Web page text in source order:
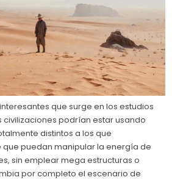
que surge en los estudios
podrían estar usando
distintos a los que
que puedan manipular la energía de
sin emplear mega estructuras o
por completo el escenario de